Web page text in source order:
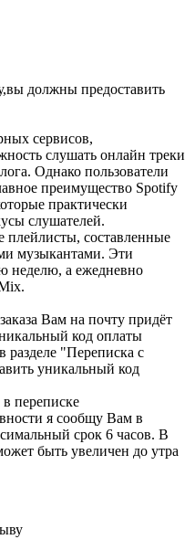
должны предоставить
сервисов,
слушать онлайн треки
Однако пользователи
преимущество Spotify
практически
слушателей.
плейлисты, составленные
музыкантами. Эти
неделю, а ежедневно
Вам на почту придёт
код оплаты
разделе "Переписка с
уникальный код
переписке
я сообщу Вам в
срок 6 часов. В
быть увеличен до утра